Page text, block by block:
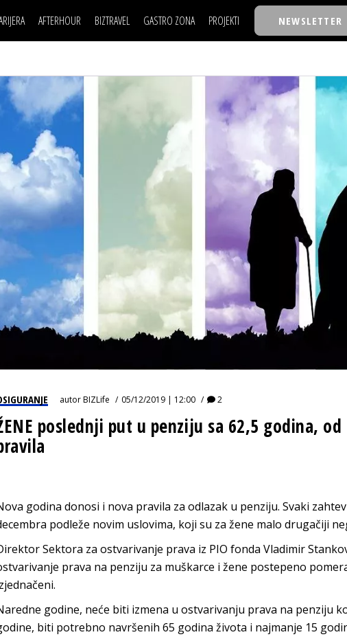
LJUDI (HR)
MOJ UGAO
USAVRŠAVANJE
KNOW-HOW
AFTERHOUR
KNJIGE
AUTO SVET
STIL
WELLBEING
BIZTRAVEL GASTRO ZONA PROJEKTI
TASTY TALKS
30 ISPOD 30
BACK TO OFFICE/SCHOOL
BIZBENDOVI
BIZKOLEGIJUM
BMW BIZNIS LIGA
BIZLIFE WEEK
IZJAVA GODINE
NEWSLETTER
POSAO
MOJ UGAO
USAVRŠAVANJE
KNOW-HOW
FILM I SCENA
AUTO SVET
STIL
WELLBEING
NAJKOLEGA
30 ISPOD 30
BACK TO OFFICE/SCHOOL
BIZBENDOVI
BMW BIZNIS LIGA
BIZLIFE WEEK
IZJAVA GODINE
autorBIZLife 05/12/2019 | 12:00 2
poslednji put u penziju sa 62,5 godina, od
godina donosi i nova pravila za odlazak u penziju. Svaki
podleže novim uslovima, koji su za žene malo drugačiji
Sektora za ostvarivanje prava iz PIO fonda Vladimir
prava na penziju za muškarce i žene postepeno
godine, neće biti izmena u ostvarivanju prava na penziju
biti potrebno navršenih 65 godina života i najmanje 15